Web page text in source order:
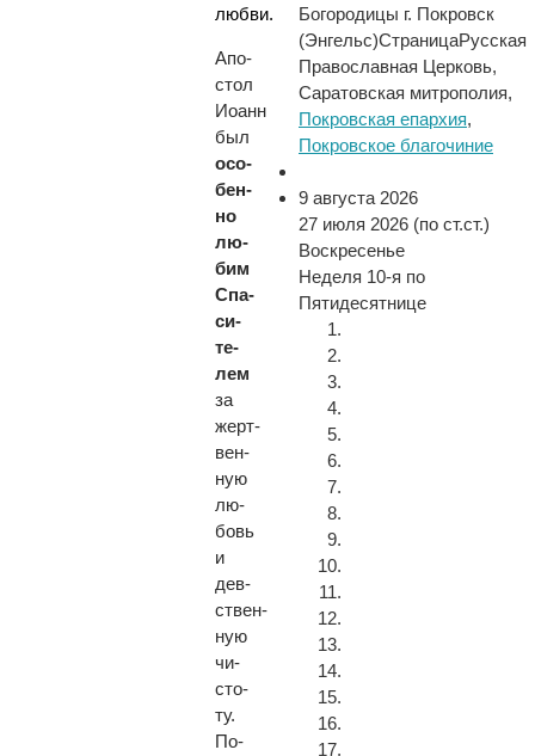
любви.
Апо­
стол
Иоанн
был
осо­
бен­
но
лю­
бим
Спа­
си­
те­
лем
за
жерт­
вен­
ную
лю­
бовь
и
дев­
ствен­
ную
чи­
сто­
ту.
По­
Богородицы г. Покровск
(Энгельс)СтраницаРусская
Православная Церковь,
Саратовская митрополия,
Покровская епархия,
Покровское благочиние
9 августа 2026
27 июля 2026 (по ст.ст.)
Воскресенье
Неделя 10-я по
Пятидесятнице